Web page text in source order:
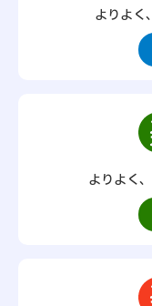
よりよく
よりよく